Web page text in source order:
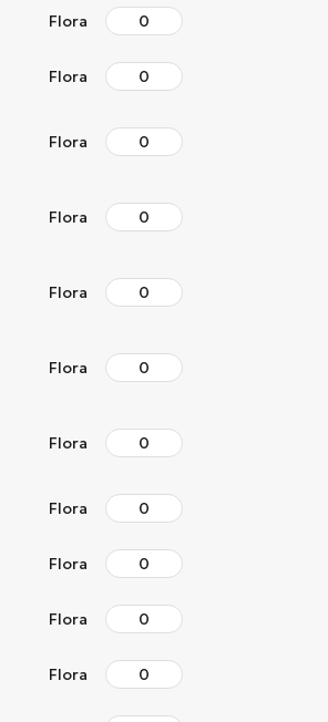
Flora
Flora
Flora
Flora
Flora
Flora
Flora
Flora
Flora
Flora
Flora